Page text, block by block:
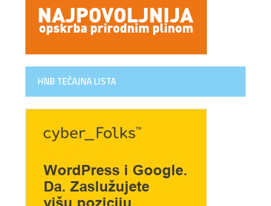
HNB TEČAJNA LISTA